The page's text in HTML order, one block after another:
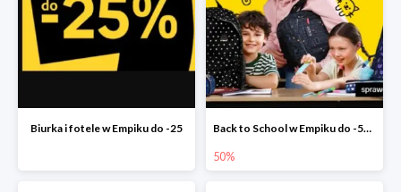
Biurka i fotele w Empiku do -25 Back to School w Empiku do -50%
50%